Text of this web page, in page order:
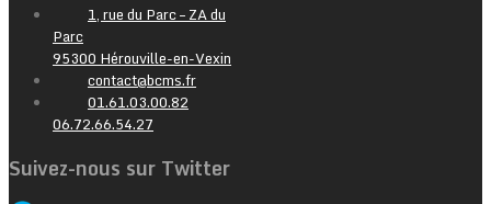
1, rue du Parc – ZA du
Parc
95300 Hérouville-en-Vexin
contact@bcms.fr
01.61.03.00.82
06.72.66.54.27
Suivez-nous sur Twitter